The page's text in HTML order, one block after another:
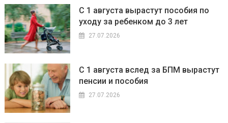
С 1 августа вырастут пособия по
уходу за ребенком до 3 лет
27.07.2026
С 1 августа вслед за БПМ вырастут
пенсии и пособия
27.07.2026